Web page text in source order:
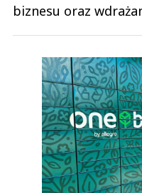
biznesu oraz